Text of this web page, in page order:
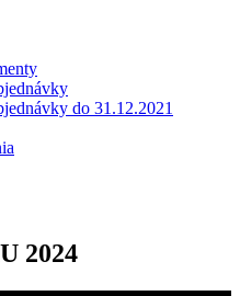
do 31.12.2021
2024